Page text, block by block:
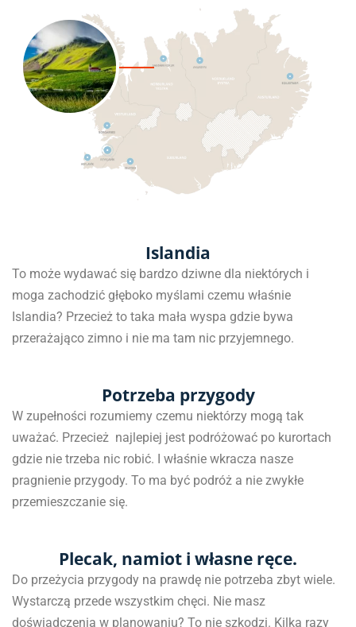
Islandia
To może wydawać się bardzo dziwne dla niektórych i
moga zachodzić głęboko myślami czemu właśnie
Islandia? Przecież to taka mała wyspa gdzie bywa
przerażająco zimno i nie ma tam nic przyjemnego.
Potrzeba przygody
W zupełności rozumiemy czemu niektórzy mogą tak
uważać. Przecież najlepiej jest podróżować po kurortach
gdzie nie trzeba nic robić. I właśnie wkracza nasze
pragnienie przygody. To ma być podróż a nie zwykłe
przemieszczanie się.
Plecak, namiot i własne ręce.
Do przeżycia przygody na prawdę nie potrzeba zbyt wiele.
Wystarczą przede wszystkim chęci. Nie masz
doświadczenia w planowaniu? To nie szkodzi. Kilka razy